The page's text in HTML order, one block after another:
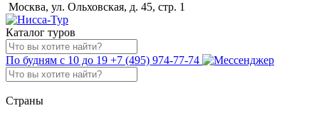
Москва, ул. Ольховская, д. 45, стр. 1
Каталог туров
По будням с 10 до 19 +7 (495) 974-77-74
Страны